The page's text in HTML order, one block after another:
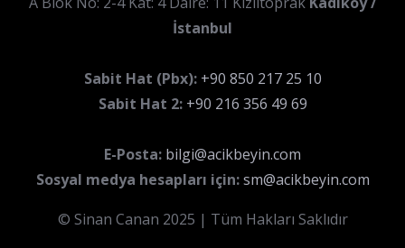
İstanbul
Sabit Hat (Pbx): +90 850 217 25 10
Sabit Hat 2: +90 216 356 49 69
E-Posta: bilgi@acikbeyin.com
Sosyal medya hesapları için: sm@acikbeyin.com
© Sinan Canan 2025 | Tüm Hakları Saklıdır